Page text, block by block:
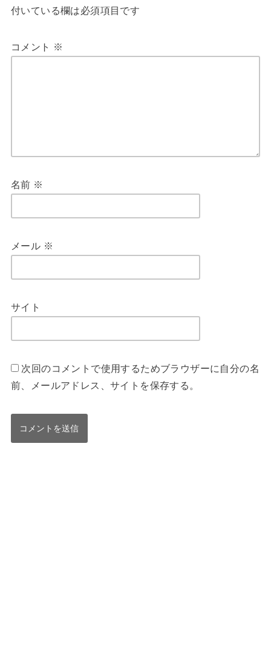
付いている欄は必須項目です
コメント ※
名前 ※
メール ※
サイト
次回のコメントで使用するためブラウザーに自分の名
前、メールアドレス、サイトを保存する。